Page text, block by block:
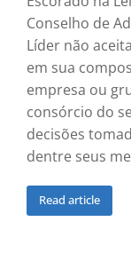
Conselho de
Líder não
em sua
empresa ou
consórcio do
decisões
dentre seus
Read article